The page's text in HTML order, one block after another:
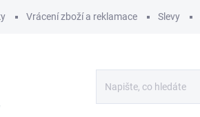
Vrácení zboží a reklamace Slevy